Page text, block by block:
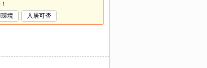
環境 入居可否